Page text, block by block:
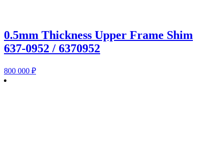
0.5mm Thickness Upper Frame Shim
637-0952 / 6370952
800 000 ₽